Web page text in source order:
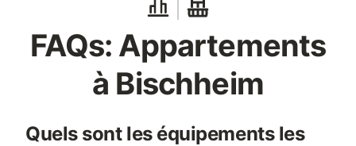
FAQs: Appartements
à Bischheim
Quels sont les équipements les